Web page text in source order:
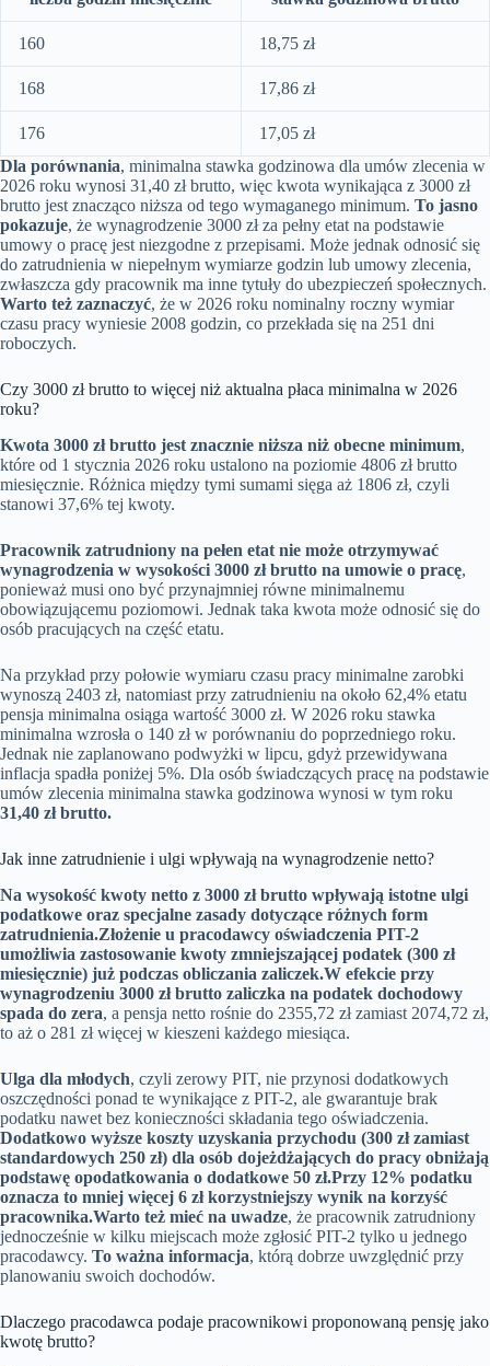
160 18,75 zł
168 17,86 zł
176
17,05 zł
Dla porównania, minimalna stawka godzinowa dla umów zlecenia w
2026 roku wynosi 31,40 zł brutto, więc kwota wynikająca z 3000 zł
brutto jest znacząco niższa od tego wymaganego minimum. To jasno
pokazuje, że wynagrodzenie 3000 zł za pełny etat na podstawie
umowy o pracę jest niezgodne z przepisami. Może jednak odnosić się
do zatrudnienia w niepełnym wymiarze godzin lub umowy zlecenia,
zwłaszcza gdy pracownik ma inne tytuły do ubezpieczeń społecznych.
Warto też zaznaczyć, że w 2026 roku nominalny roczny wymiar
czasu pracy wyniesie 2008 godzin, co przekłada się na 251 dni
roboczych.
Czy 3000 zł brutto to więcej niż aktualna płaca minimalna w 2026
roku?
Kwota 3000 zł brutto jest znacznie niższa niż obecne minimum,
które od 1 stycznia 2026 roku ustalono na poziomie 4806 zł brutto
miesięcznie. Różnica między tymi sumami sięga aż 1806 zł, czyli
stanowi 37,6% tej kwoty.
Pracownik zatrudniony na pełen etat nie może otrzymywać
wynagrodzenia w wysokości 3000 zł brutto na umowie o pracę,
ponieważ musi ono być przynajmniej równe minimalnemu
obowiązującemu poziomowi. Jednak taka kwota może odnosić się do
osób pracujących na część etatu.
Na przykład przy połowie wymiaru czasu pracy minimalne zarobki
wynoszą 2403 zł, natomiast przy zatrudnieniu na około 62,4% etatu
pensja minimalna osiąga wartość 3000 zł. W 2026 roku stawka
minimalna wzrosła o 140 zł w porównaniu do poprzedniego roku.
Jednak nie zaplanowano podwyżki w lipcu, gdyż przewidywana
inflacja spadła poniżej 5%. Dla osób świadczących pracę na podstawie
umów zlecenia minimalna stawka godzinowa wynosi w tym roku
31,40 zł brutto.
Jak inne zatrudnienie i ulgi wpływają na wynagrodzenie netto?
Na wysokość kwoty netto z 3000 zł brutto wpływają istotne ulgi
podatkowe oraz specjalne zasady dotyczące różnych form
zatrudnienia.Złożenie u pracodawcy oświadczenia PIT-2
umożliwia zastosowanie kwoty zmniejszającej podatek (300 zł
miesięcznie) już podczas obliczania zaliczek.W efekcie przy
wynagrodzeniu 3000 zł brutto zaliczka na podatek dochodowy
spada do zera, a pensja netto rośnie do 2355,72 zł zamiast 2074,72 zł,
to aż o 281 zł więcej w kieszeni każdego miesiąca.
Ulga dla młodych, czyli zerowy PIT, nie przynosi dodatkowych
oszczędności ponad te wynikające z PIT-2, ale gwarantuje brak
podatku nawet bez konieczności składania tego oświadczenia.
Dodatkowo wyższe koszty uzyskania przychodu (300 zł zamiast
standardowych 250 zł) dla osób dojeżdżających do pracy obniżają
podstawę opodatkowania o dodatkowe 50 zł.Przy 12% podatku
oznacza to mniej więcej 6 zł korzystniejszy wynik na korzyść
pracownika.Warto też mieć na uwadze, że pracownik zatrudniony
jednocześnie w kilku miejscach może zgłosić PIT-2 tylko u jednego
pracodawcy. To ważna informacja, którą dobrze uwzględnić przy
planowaniu swoich dochodów.
Dlaczego pracodawca podaje pracownikowi proponowaną pensję jako
kwotę brutto?